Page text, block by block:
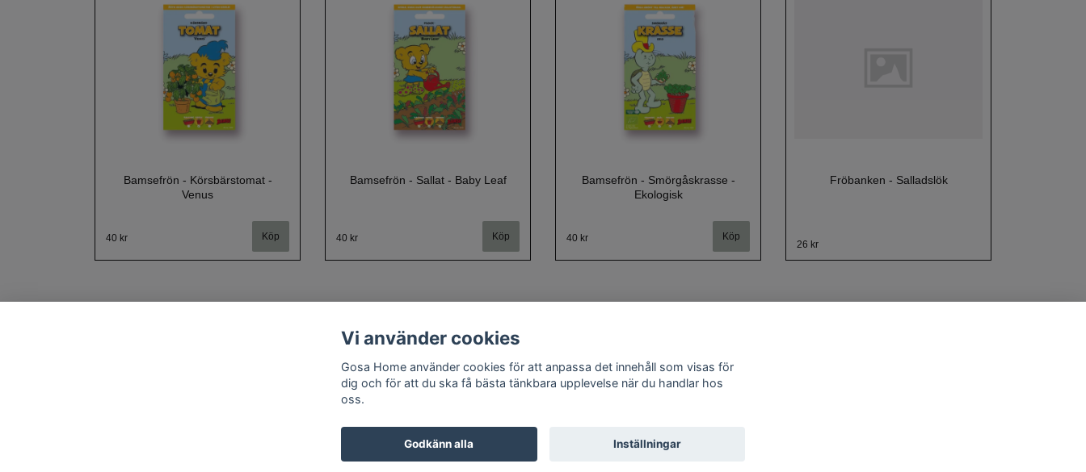
Bamsefrön - Körsbärstomat -
Venus
40 kr
Bamsefrön - Sallat - Baby Leaf
40 kr
Bamsefrön - Smörgåskrasse -
Ekologisk
40 kr
Fröbanken - Salladslök
26 kr
Om oss Kontakt Köpvillkor Cookie policy Doftguide
© Copyright 2026 Gosa Home
Vi använder cookies
Gosa Home använder cookies för att anpassa det innehåll som visas för
dig och för att du ska få bästa tänkbara upplevelse när du handlar hos
oss.
Godkänn alla Inställningar